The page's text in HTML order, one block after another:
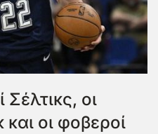
Σέλτικς, οι
και οι φοβεροί